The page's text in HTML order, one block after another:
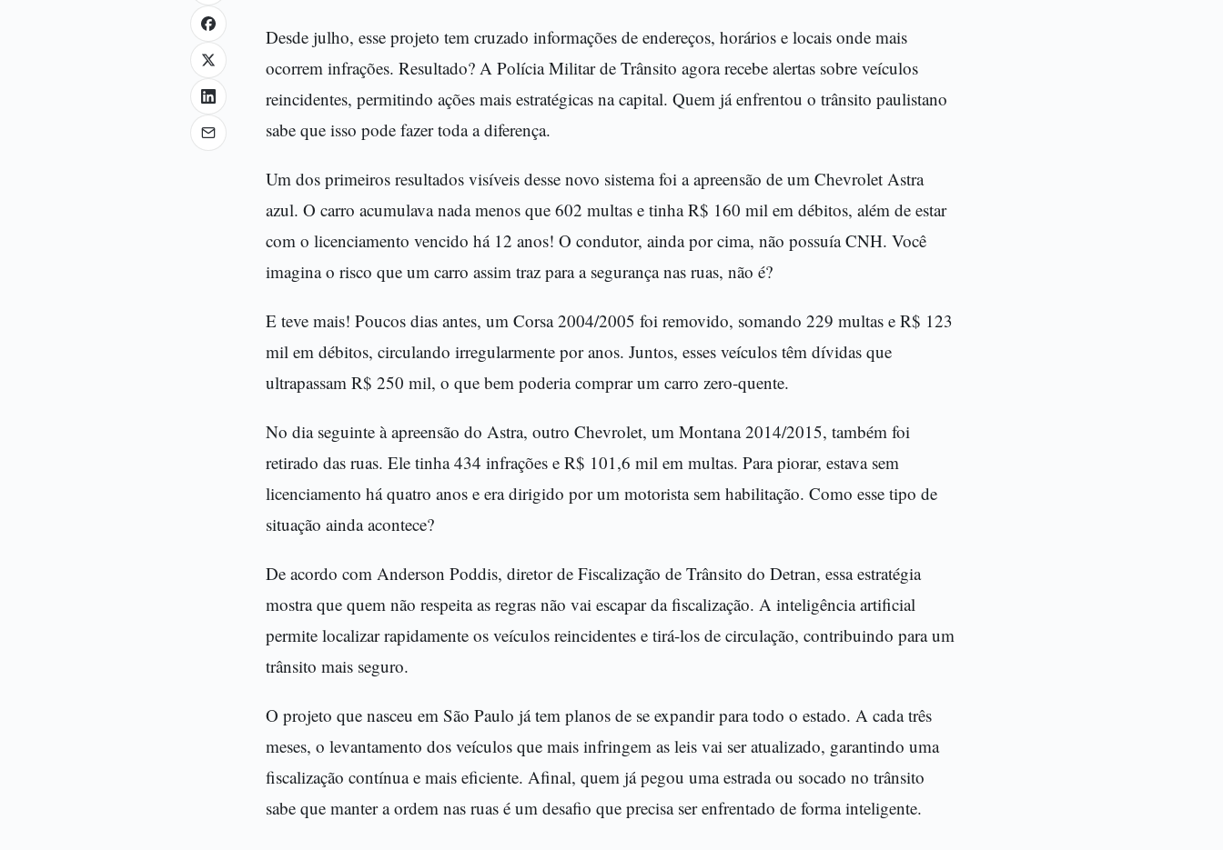
Desde julho, esse projeto tem cruzado informações de endereços, horários e locais onde mais
ocorrem infrações. Resultado? A Polícia Militar de Trânsito agora recebe alertas sobre veículos
reincidentes, permitindo ações mais estratégicas na capital. Quem já enfrentou o trânsito paulistano
sabe que isso pode fazer toda a diferença.
Um dos primeiros resultados visíveis desse novo sistema foi a apreensão de um Chevrolet Astra
azul. O carro acumulava nada menos que 602 multas e tinha R$ 160 mil em débitos, além de estar
com o licenciamento vencido há 12 anos! O condutor, ainda por cima, não possuía CNH. Você
imagina o risco que um carro assim traz para a segurança nas ruas, não é?
E teve mais! Poucos dias antes, um Corsa 2004/2005 foi removido, somando 229 multas e R$ 123
mil em débitos, circulando irregularmente por anos. Juntos, esses veículos têm dívidas que
ultrapassam R$ 250 mil, o que bem poderia comprar um carro zero-quente.
No dia seguinte à apreensão do Astra, outro Chevrolet, um Montana 2014/2015, também foi
retirado das ruas. Ele tinha 434 infrações e R$ 101,6 mil em multas. Para piorar, estava sem
licenciamento há quatro anos e era dirigido por um motorista sem habilitação. Como esse tipo de
situação ainda acontece?
De acordo com Anderson Poddis, diretor de Fiscalização de Trânsito do Detran, essa estratégia
mostra que quem não respeita as regras não vai escapar da fiscalização. A inteligência artificial
permite localizar rapidamente os veículos reincidentes e tirá-los de circulação, contribuindo para um
trânsito mais seguro.
O projeto que nasceu em São Paulo já tem planos de se expandir para todo o estado. A cada três
meses, o levantamento dos veículos que mais infringem as leis vai ser atualizado, garantindo uma
fiscalização contínua e mais eficiente. Afinal, quem já pegou uma estrada ou socado no trânsito
sabe que manter a ordem nas ruas é um desafio que precisa ser enfrentado de forma inteligente.